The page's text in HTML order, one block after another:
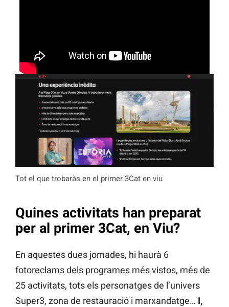
Tot el que trobaràs en el primer 3Cat en viu
Quines activitats han preparat
per al primer 3Cat, en Viu?
En aquestes dues jornades, hi haurà 6
fotoreclams dels programes més vistos, més de
25 activitats, tots els personatges de l’univers
Super3, zona de restauració i marxandatge… I,